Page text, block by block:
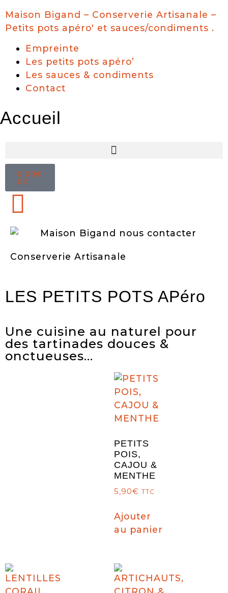
Maison Bigand – Conserverie Artisanale –
Petits pots apéro' et sauces/condiments .
Empreinte
Les petits pots apéro’
Les sauces & condiments
Contact
Accueil
0,00€
0
Conserverie Artisanale
LES PETITS POTS APéro
Une cuisine au naturel pour
des tartinades douces &
onctueuses...
PETITS
POIS,
CAJOU &
MENTHE
5,90€ TTC
Ajouter
au panier